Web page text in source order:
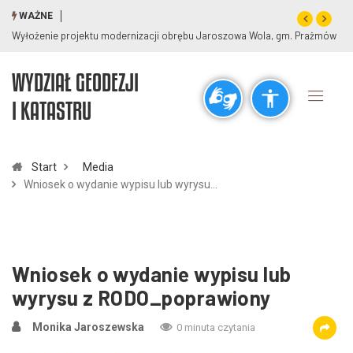
visibility_off title
Rozdzielczość
Czcionki
WAŻNE
Wyłożenie projektu modernizacji obrębu Jaroszowa Wola, gm. Prażmów
WYDZIAŁ GEODEZJI
I KATASTRU
Start
Media
Wniosek o wydanie wypisu lub wyrysu…
Wniosek o wydanie wypisu lub
wyrysu z RODO_poprawiony
Monika Jaroszewska 0 minuta czytania